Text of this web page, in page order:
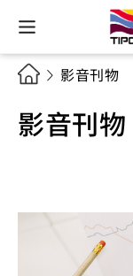
影音刊物
影音刊物